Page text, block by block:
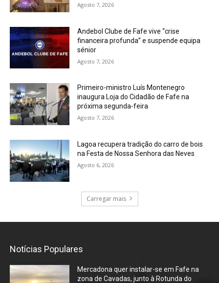
Agosto 7, 2026
Andebol Clube de Fafe vive “crise
financeira profunda” e suspende equipa
sénior
Agosto 7, 2026
Primeiro-ministro Luís Montenegro
inaugura Loja do Cidadão de Fafe na
próxima segunda-feira
Agosto 7, 2026
Lagoa recupera tradição do carro de bois
na Festa de Nossa Senhora das Neves
Agosto 6, 2026
Carregar mais
Notícias Populares
Mercadona quer instalar-se em Fafe na
zona de Cavadas, junto à Rotunda do